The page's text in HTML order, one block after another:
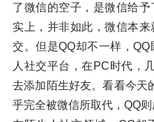
了微信的空子，是微信给
实上，并非如此，微信本
交。但是QQ却不一样，
人社交平台，在PC时代，
去添加陌生好友。看看今天
乎完全被微信所取代，QQ